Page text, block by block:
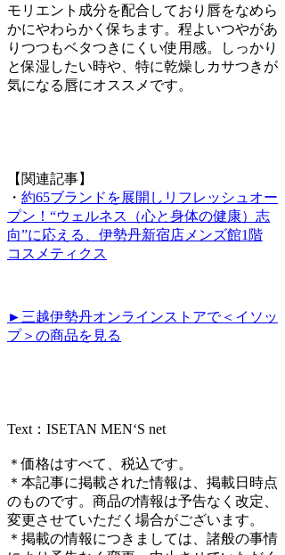
モリエント成分を配合しており唇をなめら
かにやわらかく保ちます。程よいつやがあ
りつつもベタつきにくい使用感。しっかり
と保湿したい時や、特に乾燥しカサつきが
気になる唇にオススメです。
【関連記事】
・ 約65ブランドを展開しリフレッシュオー
プン！“ウェルネス（心と身体の健康）志
向”に応える、伊勢丹新宿店メンズ館1階
コスメティクス
►三越伊勢丹オンラインストアで＜イソッ
プ＞の商品を見る
Text：ISETAN MEN‘S net
＊価格はすべて、税込です。
＊本記事に掲載された情報は、掲載日時点
のものです。商品の情報は予告なく改定、
変更させていただく場合がございます。
＊掲載の情報につきましては、諸般の事情